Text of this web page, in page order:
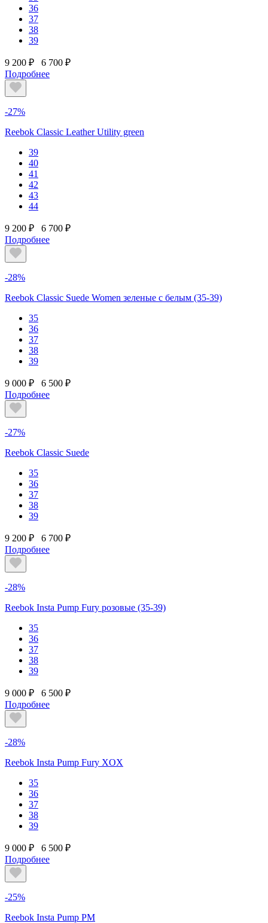
36
37
38
39
9 200 ₽
6 700 ₽
Подробнее
-27%
Reebok Classic Leather Utility green
39
40
41
42
43
44
9 200 ₽
6 700 ₽
Подробнее
-28%
Reebok Classic Suede Women зеленые с белым (35-39)
35
36
37
38
39
9 000 ₽
6 500 ₽
Подробнее
-27%
Reebok Classic Suede
35
36
37
38
39
9 200 ₽
6 700 ₽
Подробнее
-28%
Reebok Insta Pump Fury розовые (35-39)
35
36
37
38
39
9 000 ₽
6 500 ₽
Подробнее
-28%
Reebok Insta Pump Fury XOX
35
36
37
38
39
9 000 ₽
6 500 ₽
Подробнее
-25%
Reebok Insta Pump PM